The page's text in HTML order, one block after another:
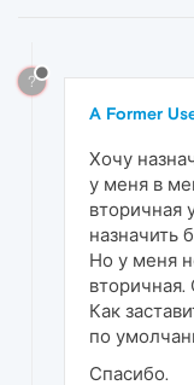
?
A Former
Хочу
у меня в
вторичная
назначить
Но у меня
вторичная.
Как
по
Спасибо.